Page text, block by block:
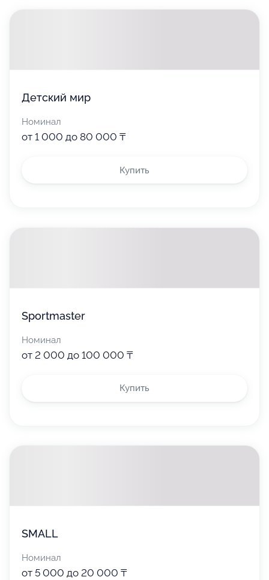
Детский мир
Номинал
от 1 000 до 80 000 ₸
Купить
Sportmaster
Номинал
от 2 000 до 100 000 ₸
Купить
SMALL
Номинал
от 5 000 до 20 000 ₸